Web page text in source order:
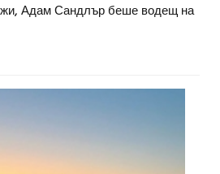
Адам Сандлър беше водещ на